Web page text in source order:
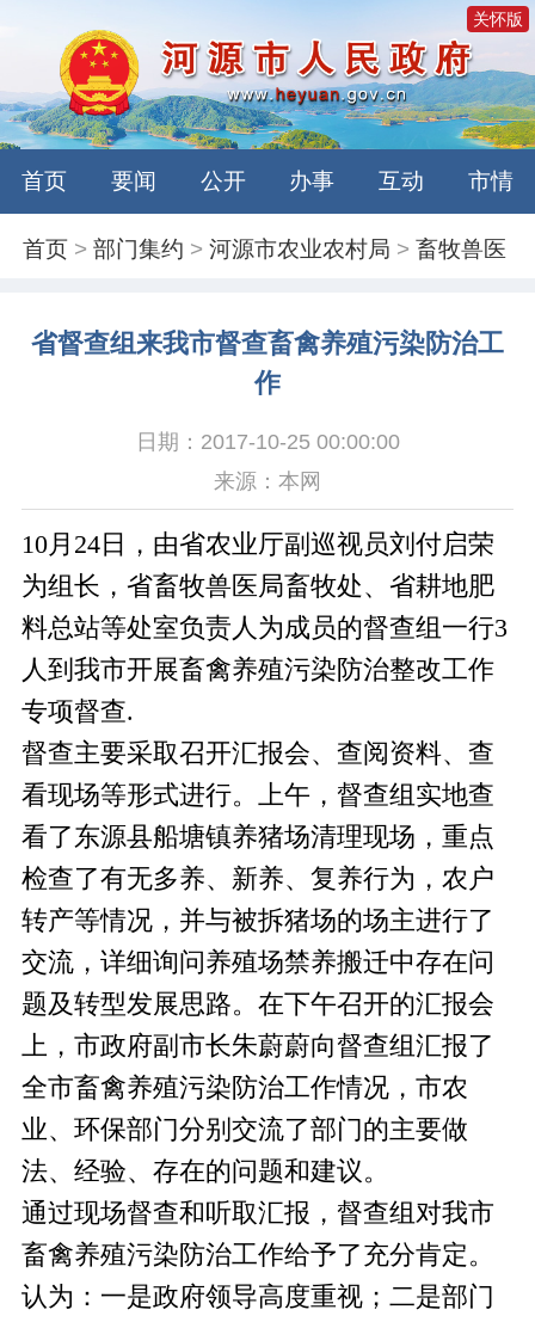
关怀版
首页 要闻 公开 办事 互动 市情
首页 >部门集约 >河源市农业农村局 >畜牧兽医
省督查组来我市督查畜禽养殖污染防治工
作
日期：2017-10-25 00:00:00
来源：本网
10月24日，由省农业厅副巡视员刘付启荣
为组长，省畜牧兽医局畜牧处、省耕地肥
料总站等处室负责人为成员的督查组一行3
人到我市开展畜禽养殖污染防治整改工作
专项督查.
督查主要采取召开汇报会、查阅资料、查
看现场等形式进行。上午，督查组实地查
看了东源县船塘镇养猪场清理现场，重点
检查了有无多养、新养、复养行为，农户
转产等情况，并与被拆猪场的场主进行了
交流，详细询问养殖场禁养搬迁中存在问
题及转型发展思路。在下午召开的汇报会
上，市政府副市长朱蔚蔚向督查组汇报了
全市畜禽养殖污染防治工作情况，市农
业、环保部门分别交流了部门的主要做
法、经验、存在的问题和建议。
通过现场督查和听取汇报，督查组对我市
畜禽养殖污染防治工作给予了充分肯定。
认为：一是政府领导高度重视；二是部门